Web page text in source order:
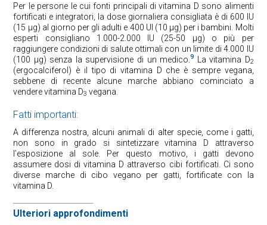
Per le persone le cui fonti principali di vitamina D sono alimenti
fortificati e integratori, la dose giornaliera consigliata è di 600 IU
(15 μg) al giorno per gli adulti e 400 UI (10 μg) per i bambini. Molti
esperti consigliano 1.000-2.000 IU (25-50 μg) o più per
raggiungere condizioni di salute ottimali con un limite di 4.000 IU
(100 μg) senza la supervisione di un medico. 9 La vitamina D2
(ergocalciferol) è il tipo di vitamina D che è sempre vegana,
sebbene di recente alcune marche abbiano cominciato a
vendere vitamina D3 vegana.
Fatti importanti:
A differenza nostra, alcuni animali di alter specie, come i gatti,
non sono in grado si sintetizzare vitamina D attraverso
l’esposizione al sole. Per questo motivo, i gatti devono
assumere dosi di vitamina D attraverso cibi fortificati. Ci sono
diverse marche di cibo vegano per gatti, fortificate con la
vitamina D.
Ulteriori approfondimenti